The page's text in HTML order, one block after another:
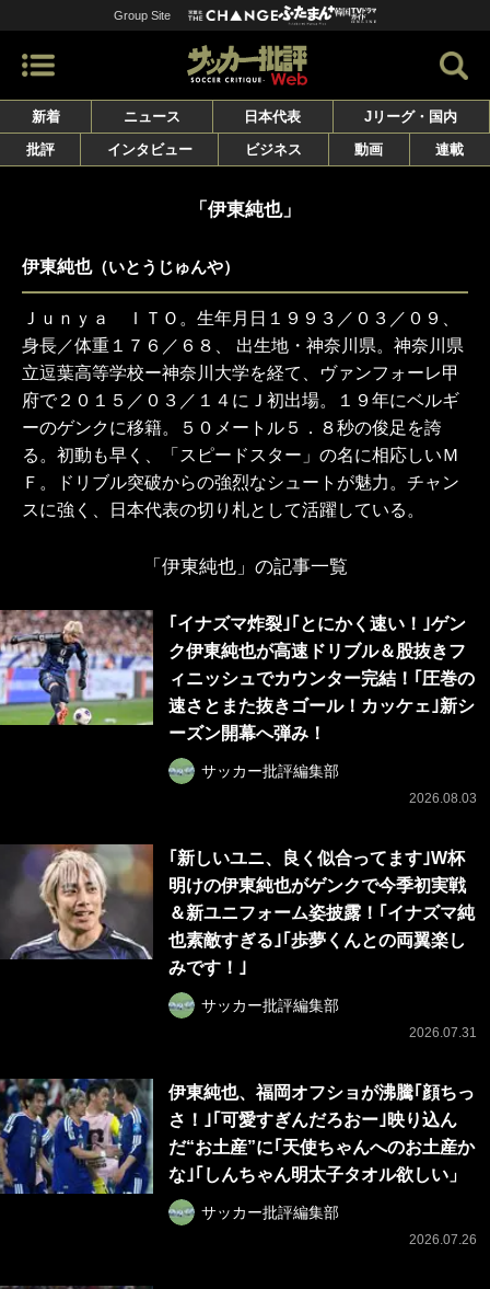
Group Site
新着 ニュース 日本代表
Jリーグ・国内
批評
インタビュー ビジネス 動画 連載
「伊東純也」
伊東純也（いとうじゅんや）
Ｊｕｎｙａ ＩＴＯ。生年月日１９９３／０３／０９、
身長／体重１７６／６８、 出生地・神奈川県。神奈川県
立逗葉高等学校ー神奈川大学を経て、ヴァンフォーレ甲
府で２０１５／０３／１４にＪ初出場。１９年にベルギ
ーのゲンクに移籍。５０メートル５．８秒の俊足を誇
る。初動も早く、「スピードスター」の名に相応しいＭ
Ｆ。ドリブル突破からの強烈なシュートが魅力。チャン
スに強く、日本代表の切り札として活躍している。
「伊東純也」の記事一覧
｢イナズマ炸裂｣｢とにかく速い！｣ゲン
ク伊東純也が高速ドリブル＆股抜きフ
ィニッシュでカウンター完結！｢圧巻の
速さとまた抜きゴール！カッケェ｣新シ
ーズン開幕へ弾み！
サッカー批評編集部
2026.08.03
｢新しいユニ、良く似合ってます｣W杯
明けの伊東純也がゲンクで今季初実戦
＆新ユニフォーム姿披露！｢イナズマ純
也素敵すぎる｣｢歩夢くんとの両翼楽し
みです！｣
サッカー批評編集部
2026.07.31
伊東純也、福岡オフショが沸騰｢顔ちっ
さ！｣｢可愛すぎんだろおー｣映り込ん
だ“お土産”に｢天使ちゃんへのお土産か
な｣｢しんちゃん明太子タオル欲しい」
サッカー批評編集部
2026.07.26